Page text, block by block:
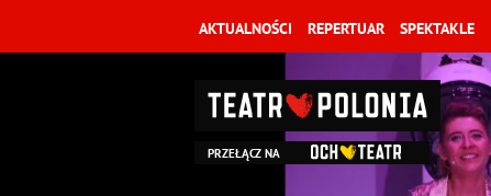
AKTUALNOŚCI REPERTUAR SPEKTAKLE
PRZEŁĄCZ NA